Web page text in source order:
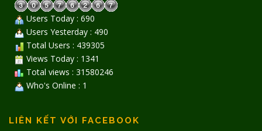
Users Today : 690
Users Yesterday : 490
Total Users : 439305
Views Today : 1341
Total views : 31580246
Who's Online : 1
LIÊN KẾT VỚI FACEBOOK